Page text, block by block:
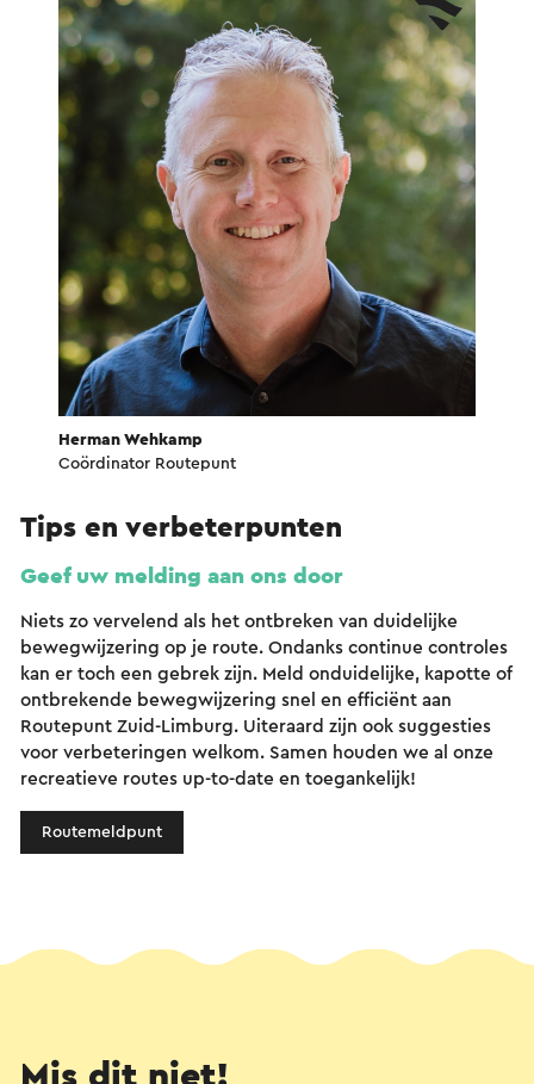
Herman Wehkamp
Coördinator Routepunt
Tips en verbeterpunten
Geef uw melding aan ons door
Niets zo vervelend als het ontbreken van duidelijke
bewegwijzering op je route. Ondanks continue controles
kan er toch een gebrek zijn. Meld onduidelijke, kapotte of
ontbrekende bewegwijzering snel en efficiënt aan
Routepunt Zuid-Limburg. Uiteraard zijn ook suggesties
voor verbeteringen welkom. Samen houden we al onze
recreatieve routes up-to-date en toegankelijk!
Routemeldpunt